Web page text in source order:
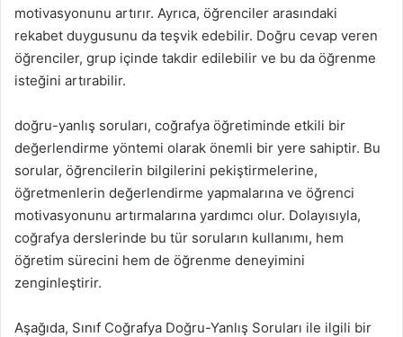
motivasyonunu artırır. Ayrıca, öğrenciler arasındaki
rekabet duygusunu da teşvik edebilir. Doğru cevap veren
öğrenciler, grup içinde takdir edilebilir ve bu da öğrenme
isteğini artırabilir.
doğru-yanlış soruları, coğrafya öğretiminde etkili bir
değerlendirme yöntemi olarak önemli bir yere sahiptir. Bu
sorular, öğrencilerin bilgilerini pekiştirmelerine,
öğretmenlerin değerlendirme yapmalarına ve öğrenci
motivasyonunu artırmalarına yardımcı olur. Dolayısıyla,
coğrafya derslerinde bu tür soruların kullanımı, hem
öğretim sürecini hem de öğrenme deneyimini
zenginleştirir.
Aşağıda, Sınıf Coğrafya Doğru-Yanlış Soruları ile ilgili bir